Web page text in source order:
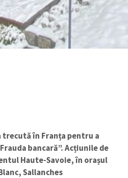
trecută în Franța pentru a
bancară”. Acțiunile de
Haute-Savoie, în orașul
Sallanches